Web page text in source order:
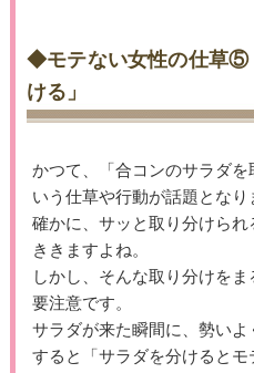
◆モテない女性の仕草⑤
ける」
かつて、「合コンのサラダ
いう仕草や行動が話題となり
確かに、サッと取り分けら
ききますよね。
しかし、そんな取り分けを
要注意です。
サラダが来た瞬間に、勢い
すると「サラダを分けるとモ